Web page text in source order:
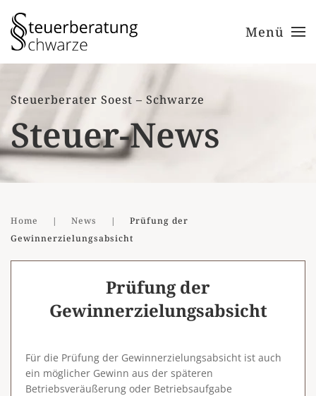
Zum Hauptinhalt springen Menü
Steuerberater Soest – Schwarze
Steuer-News
Home News
Prüfung der
Gewinnerzielungsabsicht
Prüfung der
Gewinnerzielungsabsicht
Für die Prüfung der Gewinnerzielungsabsicht ist auch
ein möglicher Gewinn aus der späteren
Betriebsveräußerung oder Betriebsaufgabe